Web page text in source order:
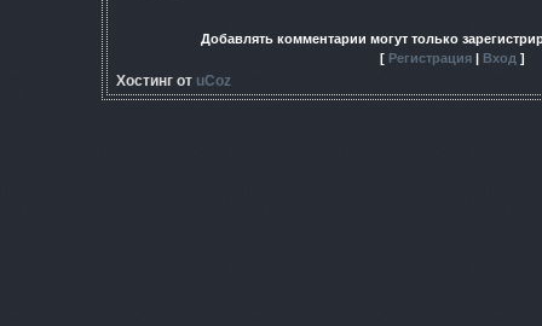
Добавлять комментарии могут только
[ Регистрация Вход ]
Хостинг от uCoz